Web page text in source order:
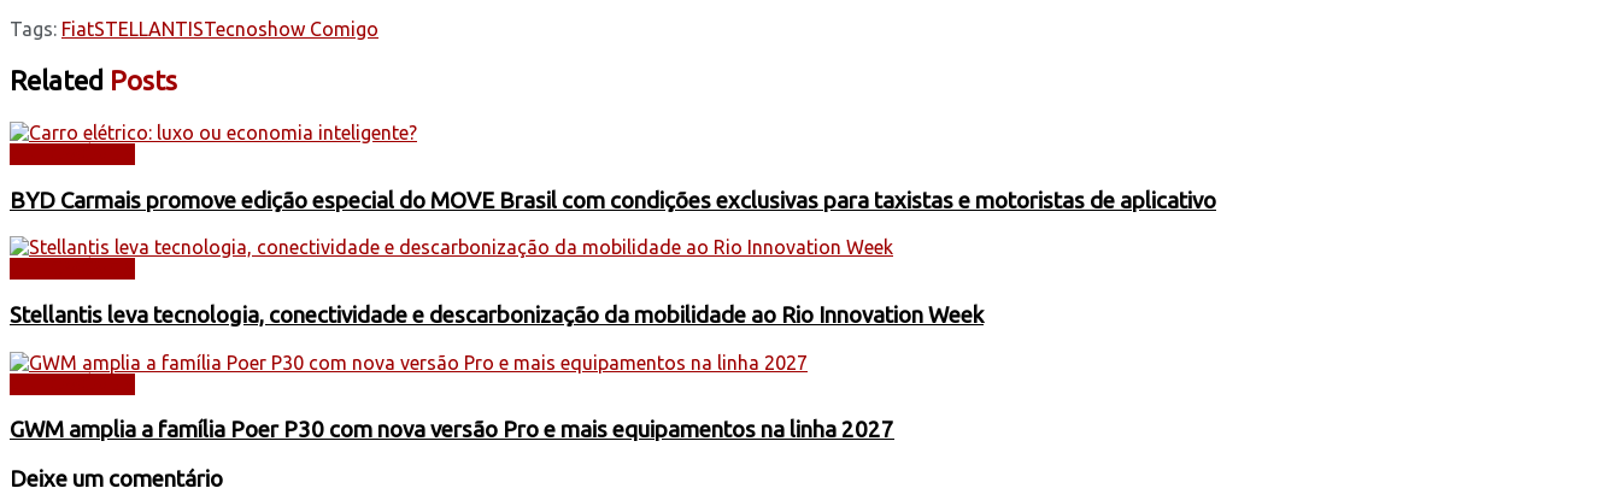
Tags: FiatSTELLANTISTecnoshow Comigo
Related Posts
BYD Carmais promove edição especial do MOVE Brasil com condições exclusivas para taxistas e motoristas de aplicativo
Stellantis leva tecnologia, conectividade e descarbonização da mobilidade ao Rio Innovation Week
GWM amplia a família Poer P30 com nova versão Pro e mais equipamentos na linha 2027
Deixe um comentário